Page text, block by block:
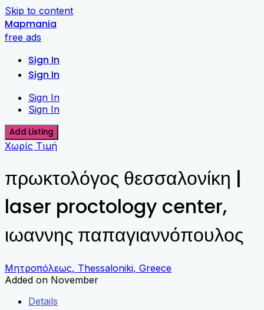
Skip to content
Mapmania
free ads
Sign In
Sign In
Sign In
Sign In
Add Listing
Χωρίς Τιμή
πρωκτολόγος θεσσαλονίκη |
laser proctology center,
ιωαννης παπαγιαννόπουλος
Μητροπόλεως, Thessaloniki, Greece
Added on November
Details